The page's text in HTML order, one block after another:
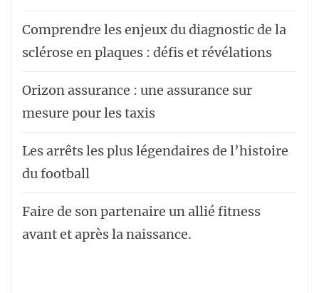
Comprendre les enjeux du diagnostic de la
sclérose en plaques : défis et révélations
Orizon assurance : une assurance sur
mesure pour les taxis
Les arrêts les plus légendaires de l’histoire
du football
Faire de son partenaire un allié fitness
avant et après la naissance.